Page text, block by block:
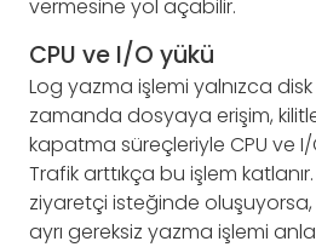
vermesine yol açabilir.
CPU ve I/O yükü
Log yazma işlemi yalnızca
zamanda dosyaya erişim,
kapatma süreçleriyle CPU ve
Trafik arttıkça bu işlem
ziyaretçi isteğinde oluşuyorsa,
ayrı gereksiz yazma işlemi